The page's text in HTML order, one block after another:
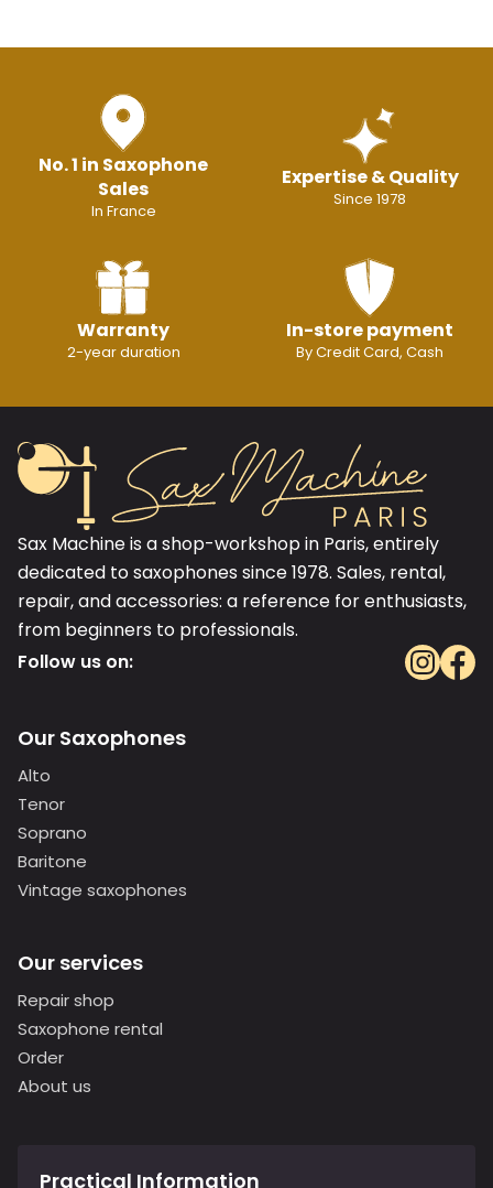
No. 1 in Saxophone
Sales
In France
Expertise & Quality
Since 1978
Warranty
2-year duration
In-store payment
By Credit Card, Cash
Sax Machine is a shop-workshop in Paris, entirely
dedicated to saxophones since 1978. Sales, rental,
repair, and accessories: a reference for enthusiasts,
from beginners to professionals.
Follow us on:
Our Saxophones
Alto
Tenor
Soprano
Baritone
Vintage saxophones
Our services
Repair shop
Saxophone rental
Order
About us
Practical Information